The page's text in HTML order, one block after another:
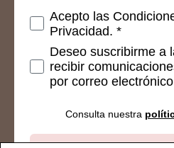
Consetimientos
Acepto las
Privacidad. *
Deseo suscribirme a
recibir
por correo
Consulta nuestra